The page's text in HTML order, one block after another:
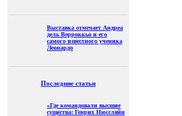
Выставка отмечает Андреа
дель Верроккьо и его
самого известного ученика
Леонардо
Последние статьи
«Где командовали высшие
существа: Генрих Нюссляйн